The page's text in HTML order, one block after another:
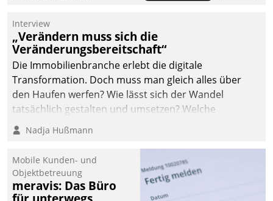
Die monatlichen
Mitteilungen zum
Heizungs- und
Wasserverbrauch gehen
automatisiert, vollständig
und auf Wunsch über
mehrere zuvor
Kommunikationswege bei
Interview
„Verändern muss sich die
Veränderungsbereitschaft“
Die Immobilienbranche erlebt die digitale
Transformation. Doch muss man gleich alles über
den Haufen werfen? Wie lässt sich der Wandel
tatsächlich gestalten und umsetzen? Welche
Argumente zählen wirklich?
Nadja Hußmann
Mobile Kunden- und
Objektbetreuung
meravis: Das Büro